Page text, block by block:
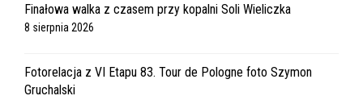
Finałowa walka z czasem przy kopalni Soli Wieliczka
8 sierpnia 2026
Fotorelacja z VI Etapu 83. Tour de Pologne foto Szymon
Gruchalski